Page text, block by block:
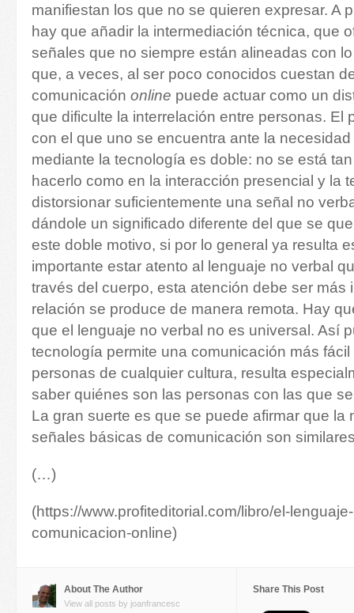
manifiestan los que no se quieren expresar. A
hay que añadir la intermediación técnica, que
señales que no siempre están alineadas con
que, a veces, al ser poco conocidos cuestan
comunicación online puede actuar como un
que dificulte la interrelación entre personas. El
con el que uno se encuentra ante la
mediante la tecnología es doble: no se está
hacerlo como en la interacción presencial y la
distorsionar suficientemente una señal no
dándole un significado diferente del que se
este doble motivo, si por lo general ya resulta
importante estar atento al lenguaje no verbal
través del cuerpo, esta atención debe ser más
relación se produce de manera remota. Hay
que el lenguaje no verbal no es universal. Así
tecnología permite una comunicación más
personas de cualquier cultura, resulta
saber quiénes son las personas con las que
La gran suerte es que se puede afirmar que la
señales básicas de comunicación son
(…)
(https://www.profiteditorial.com/libro/el-
comunicacion-online)
About The Author
View all posts by joanfrancesc
Share This Post